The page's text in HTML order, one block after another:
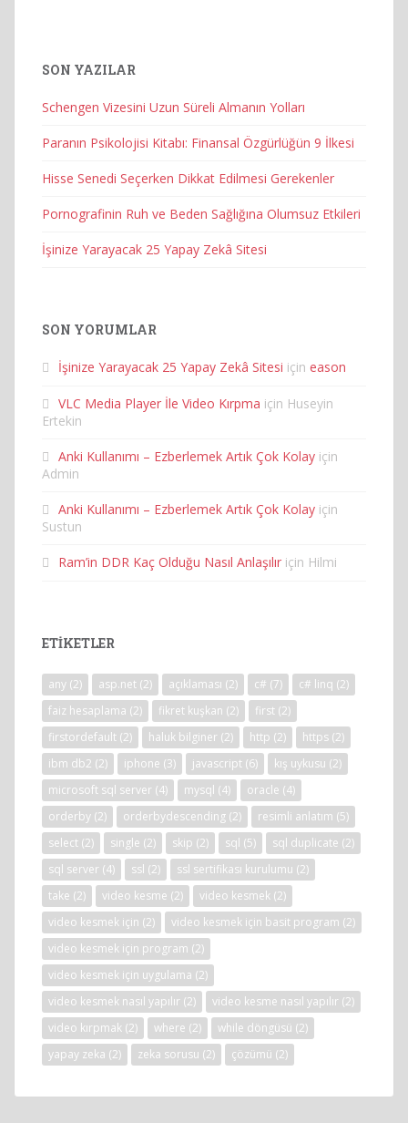
SON YAZILAR
Schengen Vizesini Uzun Süreli Almanın Yolları
Paranın Psikolojisi Kitabı: Finansal Özgürlüğün 9 İlkesi
Hisse Senedi Seçerken Dikkat Edilmesi Gerekenler
Pornografinin Ruh ve Beden Sağlığına Olumsuz Etkileri
İşinize Yarayacak 25 Yapay Zekâ Sitesi
SON YORUMLAR
İşinize Yarayacak 25 Yapay Zekâ Sitesi için eason
VLC Media Player İle Video Kırpma için Huseyin
Ertekin
Anki Kullanımı – Ezberlemek Artık Çok Kolay için
Admin
Anki Kullanımı – Ezberlemek Artık Çok Kolay için
Sustun
Ram’in DDR Kaç Olduğu Nasıl Anlaşılır için Hilmi
ETIKETLER
any (2) asp.net (2) açıklaması (2) c# (7) c# linq (2)
faiz hesaplama (2) fikret kuşkan (2) first (2)
firstordefault (2) haluk bilginer (2) http (2) https (2)
ibm db2 (2) iphone (3) javascript (6) kış uykusu (2)
microsoft sql server (4) mysql (4) oracle (4)
orderby (2) orderbydescending (2) resimli anlatım (5)
select (2) single (2) skip (2) sql (5) sql duplicate (2)
sql server (4) ssl (2) ssl sertifikası kurulumu (2)
take (2) video kesme (2) video kesmek (2)
video kesmek için (2) video kesmek için basit program (2)
video kesmek için program (2)
video kesmek için uygulama (2)
video kesmek nasıl yapılır (2) video kesme nasıl yapılır (2)
video kırpmak (2) where (2) while döngüsü (2)
yapay zeka (2) zeka sorusu (2) çözümü (2)